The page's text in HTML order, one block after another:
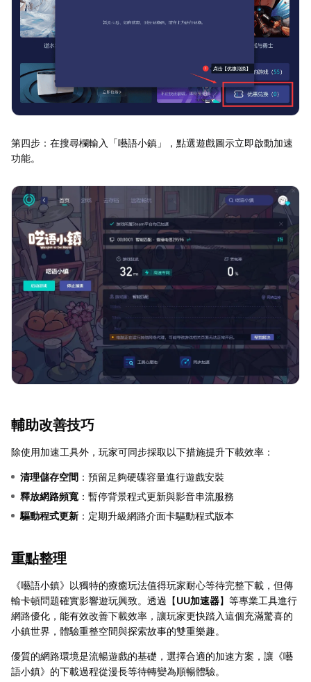
第四步：在搜尋欄輸入「囈語小鎮」，點選遊戲圖示立即啟動加速
功能。
輔助改善技巧
除使用加速工具外，玩家可同步採取以下措施提升下載效率：
清理儲存空間 ：預留足夠硬碟容量進行遊戲安裝
釋放網路頻寬 ：暫停背景程式更新與影音串流服務
驅動程式更新 ：定期升級網路介面卡驅動程式版本
重點整理
《囈語小鎮》以獨特的療癒玩法值得玩家耐心等待完整下載，但傳
輸卡頓問題確實影響遊玩興致。透過【UU加速器】等專業工具進行
網路優化，能有效改善下載效率，讓玩家更快踏入這個充滿驚喜的
小鎮世界，體驗重整空間與探索故事的雙重樂趣。
優質的網路環境是流暢遊戲的基礎，選擇合適的加速方案，讓《囈
語小鎮》的下載過程從漫長等待轉變為順暢體驗。